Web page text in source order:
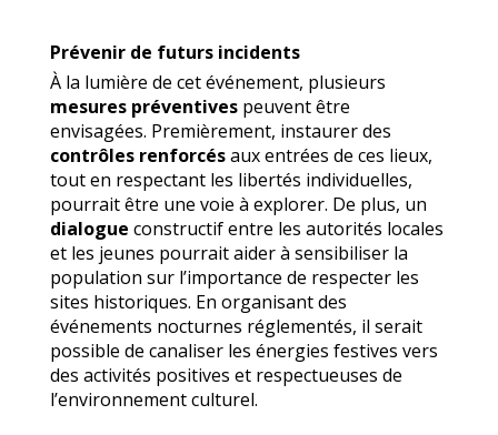
Prévenir de futurs incidents
À la lumière de cet événement, plusieurs
mesures préventivespeuvent être
envisagées. Premièrement, instaurer des
contrôles renforcésaux entrées de ces lieux,
tout en respectant les libertés individuelles,
pourrait être une voie à explorer. De plus, un
dialogue constructif entre les autorités locales
et les jeunes pourrait aider à sensibiliser la
population sur l’importance de respecter les
sites historiques. En organisant des
événements nocturnes réglementés, il serait
possible de canaliser les énergies festives vers
des activités positives et respectueuses de
l’environnement culturel.